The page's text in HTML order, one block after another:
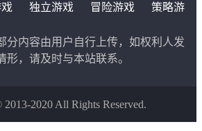
独立游戏 冒险游戏
策略游
分内容由用户自行上传，如权利人发
形，请及时与本站联系。
2020 All Rights Reserved.